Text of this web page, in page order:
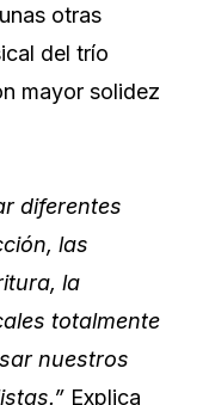
otras
del trío
mayor solidez
diferentes
las
la
totalmente
nuestros
Explica